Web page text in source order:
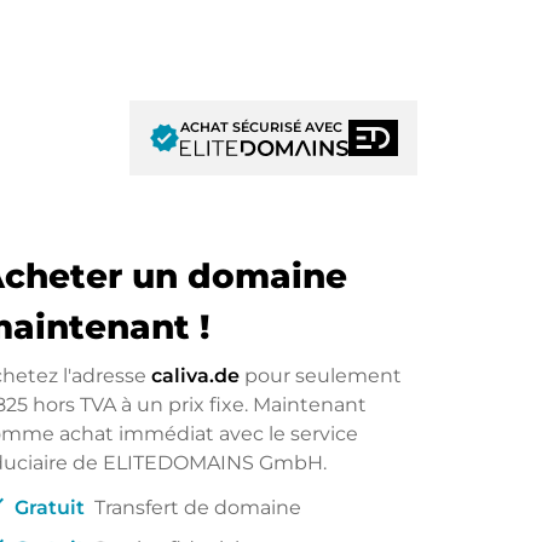
verifiedACHAT SÉCURISÉ AVEC
un domaine
!
l'adressecaliva.de pour seulement
hors TVA à un prix fixe. Maintenant
achat immédiat avec le service
de ELITEDOMAINS GmbH.
Gratuit Transfert de domaine